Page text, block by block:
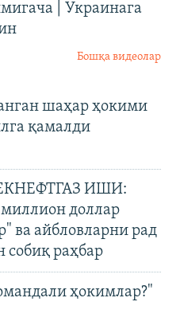
| Украинага
Бошқа видеолар
шаҳар ҳокими
қамалди
ИШИ:
доллар
ва айбловларни рад
собиқ раҳбар
ҳокимлар?"